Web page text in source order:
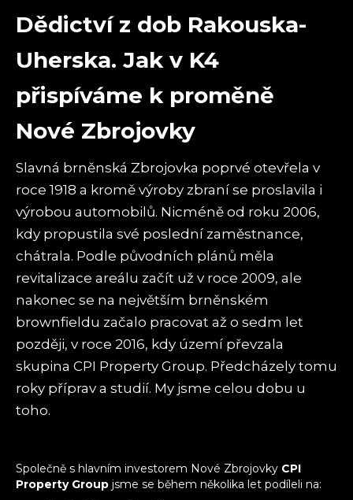
Dědictví z dob Rakouska-
Uherska. Jak v K4
přispíváme k proměně
Nové Zbrojovky
Slavná brněnská Zbrojovka poprvé otevřela v
roce 1918 a kromě výroby zbraní se proslavila i
výrobou automobilů. Nicméně od roku 2006,
kdy propustila své poslední zaměstnance,
chátrala. Podle původních plánů měla
revitalizace areálu začít už v roce 2009, ale
nakonec se na největším brněnském
brownfieldu začalo pracovat až o sedm let
později, v roce 2016, kdy území převzala
skupina CPI Property Group. Předcházely tomu
roky příprav a studií. My jsme celou dobu u
toho.
Společně s hlavním investorem Nové Zbrojovky CPI
Property Group jsme se během několika let podíleli na: